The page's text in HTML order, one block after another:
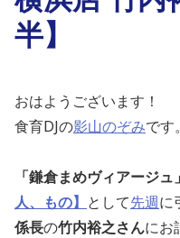
半】
おはようございます！
食育DJの影山のぞみです。
「鎌倉まめヴィアージュ
人、もの】 として先週に
係長の竹内裕之さんにお